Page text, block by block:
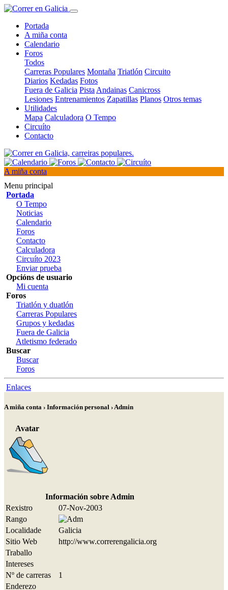
Portada
A miña conta
Calendario
Foros
Todos
Carreras Populares Montaña Triatlón Circuito
Diarios Kedadas Fotos
Fuera de Galicia Pista Andainas Canicross
Lesiones Entrenamientos Zapatillas Planos Otros temas
Utilidades
Mapa Calculadora O Tempo
Circuíto
Contacto
A miña conta
Menu principal
Portada
O Tempo
Noticias
Calendario
Foros
Contacto
Calculadora
Circuíto 2023
Enviar prueba
Opcións de usuario
Mi cuenta
Foros
Triatlón y duatlón
Carreras Populares
Grupos y kedadas
Fuera de Galicia
Atletismo federado
Buscar
Buscar
Foros
Enlaces
A miña conta › Información personal › Admin
Avatar
Información sobre Admin
Rexistro
07-Nov-2003
Rango
Localidade
Galicia
Sitio Web
http://www.correrengalicia.org
Traballo
Intereses
Nº de carreras
1
Enderezo